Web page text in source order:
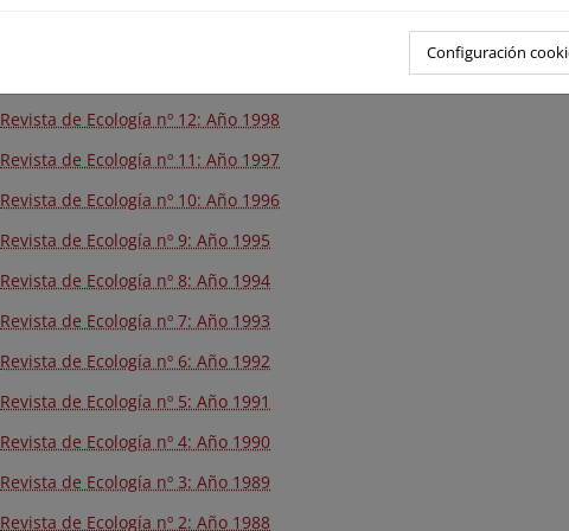
Revista de Ecología nº 12: Año 1998
Revista de Ecología nº 11: Año 1997
Revista de Ecología nº 10: Año 1996
Revista de Ecología nº 9: Año 1995
Revista de Ecología nº 8: Año 1994
Revista de Ecología nº 7: Año 1993
Revista de Ecología nº 6: Año 1992
Revista de Ecología nº 5: Año 1991
Revista de Ecología nº 4: Año 1990
Revista de Ecología nº 3: Año 1989
Revista de Ecología nº 2: Año 1988
Configuración